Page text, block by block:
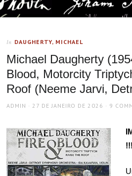
In DAUGHERTY, MICHAEL
Michael Daugherty
Blood, Motorcity
Roof (Neeme Jarvi,
AUTHOR
ADMIN
POSTED
27 DE JANEIRO DE 2026 9
!!!